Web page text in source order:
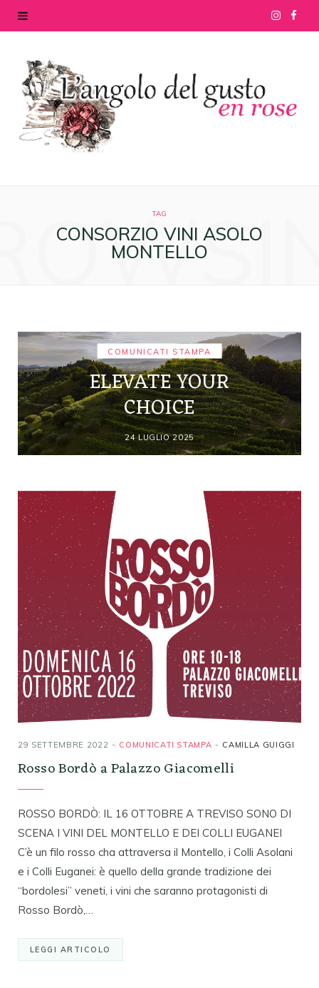
I
t e
TAG
CONSORZIO VINI ASOLO
MONTELLO
COMUNICATI STAMPA
ELEVATE YOUR
CHOICE
24 LUGLIO 2025
29 SETTEMBRE 2022 COMUNICATI STAMPA CAMILLA GUIGGI
Rosso Bordò a Palazzo Giacomelli
ROSSO BORDÒ: IL 16 OTTOBRE A TREVISO SONO DI
SCENA I VINI DEL MONTELLO E DEI COLLI EUGANEI
C’è un filo rosso cha attraversa il Montello, i Colli Asolani
e i Colli Euganei: è quello della grande tradizione dei
“bordolesi” veneti, i vini che saranno protagonisti di
Rosso Bordò,…
LEGGI ARTICOLO